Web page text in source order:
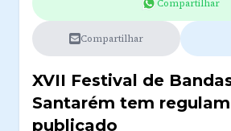
Compartilhar
Compartilhar
XVII Festival de
Santarém tem
publicado